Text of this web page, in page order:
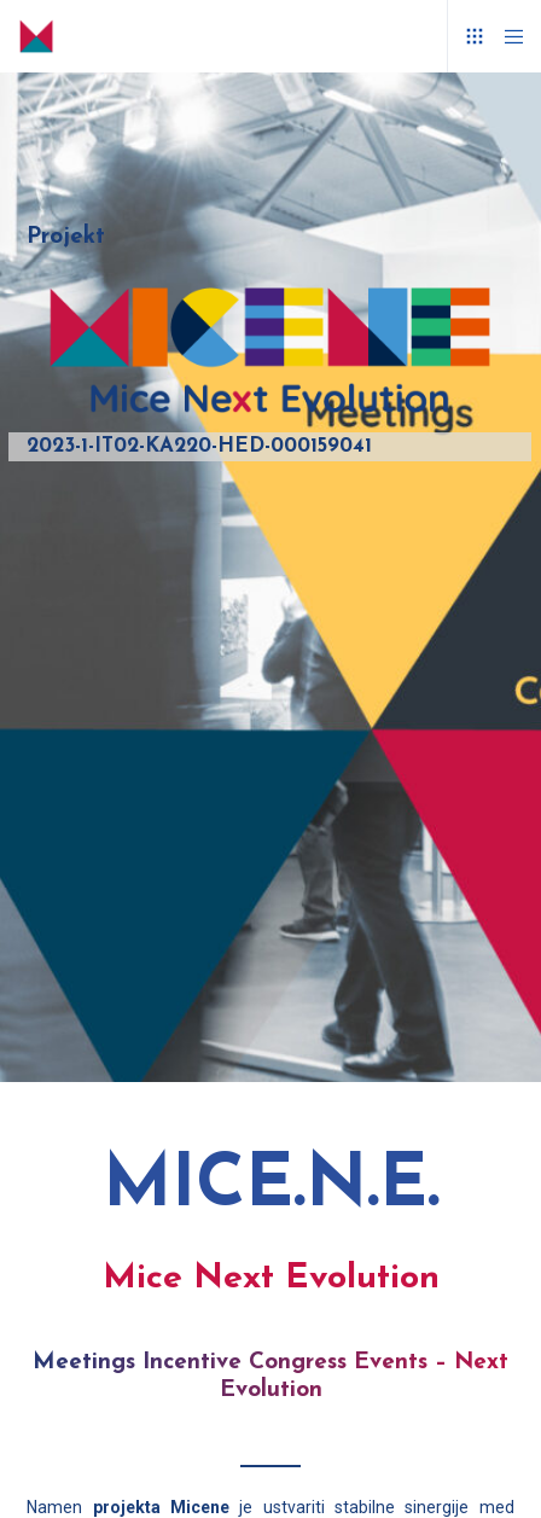
Projekt
2023-1-IT02-KA220-HED-000159041
MICE.N.E.
Mice Next Evolution
Meetings Incentive Congress Events – Next
Evolution
Namen projekta Micene je ustvariti stabilne sinergije med